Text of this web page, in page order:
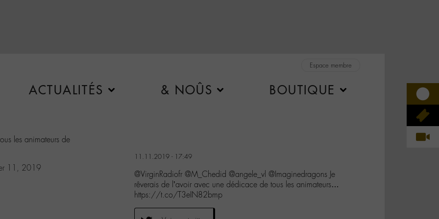
Espace membre
ACTUALITÉS & NOÛS BOUTIQUE
les animateurs de
11, 2019
11.11.2019 - 17:49
@VirginRadiofr @M_Chedid @angele_vl @Imaginedragons Je
rêverais de l’avoir avec une dédicace de tous les animateurs…
https://t.co/T3eIN82bmp